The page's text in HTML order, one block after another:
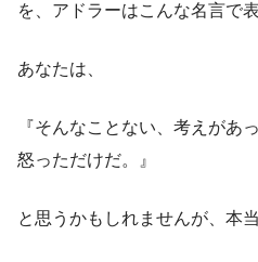
を、アドラーはこんな名言で
あなたは、
『そんなことない、考えがあ
怒っただけだ。』
と思うかもしれませんが、本